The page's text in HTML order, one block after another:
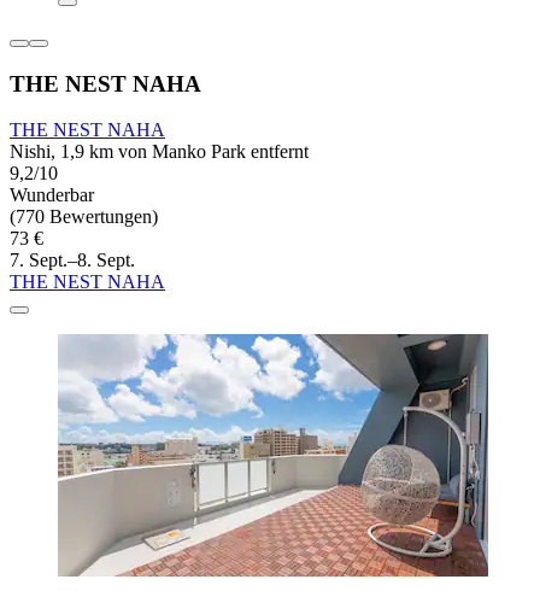
THE NEST NAHA
THE NEST NAHA
Nishi, 1,9 km von Manko Park entfernt
9,2/10
Wunderbar
(770 Bewertungen)
73 €
7. Sept.–8. Sept.
THE NEST NAHA